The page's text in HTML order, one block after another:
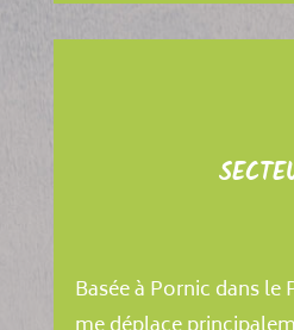
Basée à Pornic dans le